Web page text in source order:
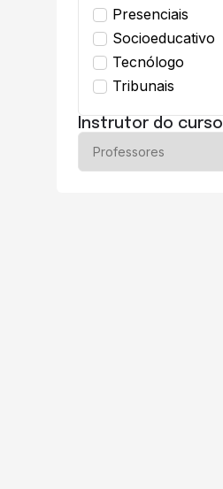
Presenciais
Socioeducativo
Tecnólogo
Tribunais
Instrutor do curso